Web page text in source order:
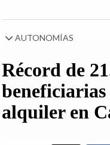
AUTONOMÍAS
Récord de
beneficiarias
alquiler en